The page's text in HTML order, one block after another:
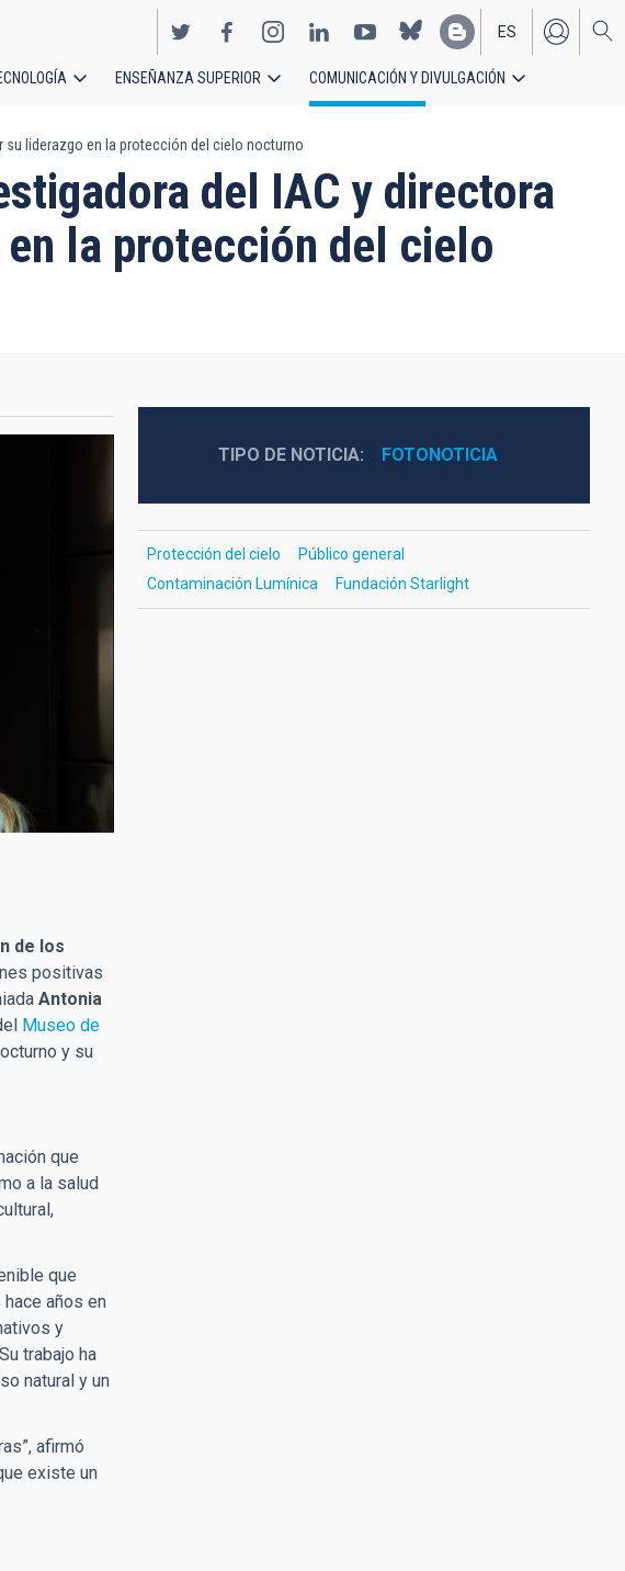
EN
ES
ENSEÑANZA SUPERIOR COMUNICACIÓN Y DIVULGACIÓN
su liderazgo en la protección del cielo nocturno
del IAC y directora
la protección del cielo
de los
positivas
Antonia
Museo de
y su
que
a la salud
que
años en
y
trabajo ha
natural y un
afirmó
existe un
TIPO DE NOTICIA FOTONOTICIA
Protección del cielo
Público general
Contaminación Lumínica
Fundación Starlight